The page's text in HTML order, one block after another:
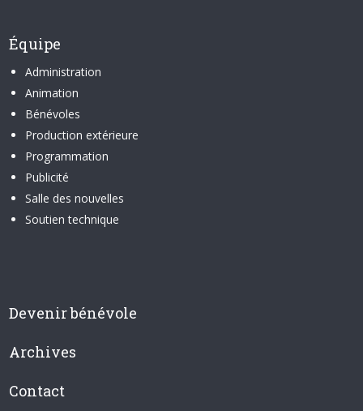
Équipe
Administration
Animation
Bénévoles
Production extérieure
Programmation
Publicité
Salle des nouvelles
Soutien technique
Devenir bénévole
Archives
Contact